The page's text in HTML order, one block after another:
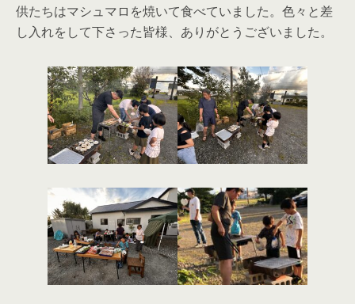
供たちはマシュマロを焼いて食べていました。色々と差
し入れをして下さった皆様、ありがとうございました。